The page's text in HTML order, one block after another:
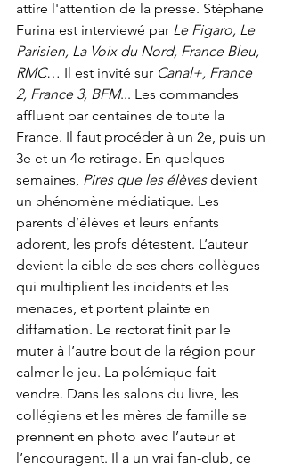
attire l'attention de la presse. Stéphane
Furina est interviewé par Le Figaro, Le
Parisien, La Voix du Nord, France Bleu,
RMC… Il est invité sur Canal+, France
2, France 3, BFM... Les commandes
affluent par centaines de toute la
France. Il faut procéder à un 2e, puis un
3e et un 4e retirage. En quelques
semaines, Pires que les élèves devient
un phénomène médiatique. Les
parents d’élèves et leurs enfants
adorent, les profs détestent. L’auteur
devient la cible de ses chers collègues
qui multiplient les incidents et les
menaces, et portent plainte en
diffamation. Le rectorat finit par le
muter à l’autre bout de la région pour
calmer le jeu. La polémique fait
vendre. Dans les salons du livre, les
collégiens et les mères de famille se
prennent en photo avec l’auteur et
l’encouragent. Il a un vrai fan-club, ce